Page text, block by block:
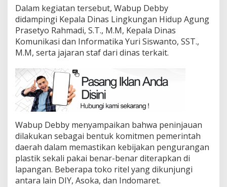
Dalam kegiatan tersebut, Wabup Debby
didampingi Kepala Dinas Lingkungan Hidup Agung
Prasetyo Rahmadi, S.T., M.M, Kepala Dinas
Komunikasi dan Informatika Yuri Siswanto, SST.,
M.M, serta jajaran staf dari dinas terkait.
Wabup Debby menyampaikan bahwa peninjauan
dilakukan sebagai bentuk komitmen pemerintah
daerah dalam memastikan kebijakan pengurangan
plastik sekali pakai benar-benar diterapkan di
lapangan. Beberapa toko ritel yang dikunjungi
antara lain DIY, Asoka, dan Indomaret.